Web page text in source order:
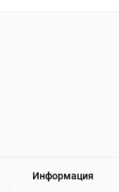
Информация